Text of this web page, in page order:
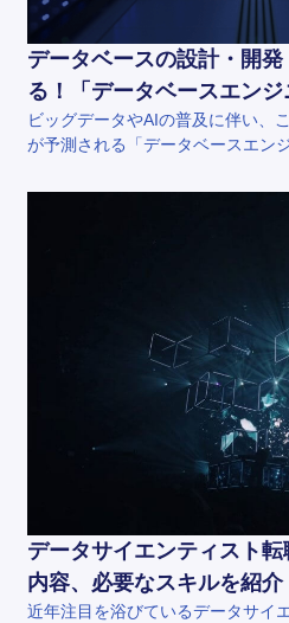
データベースの設計・開
る！「データベースエンジ
ビッグデータやAIの普及に伴い、
が予測される「データベースエン
データサイエンティスト
内容、必要なスキルを紹介
近年注目を浴びているデータサイ